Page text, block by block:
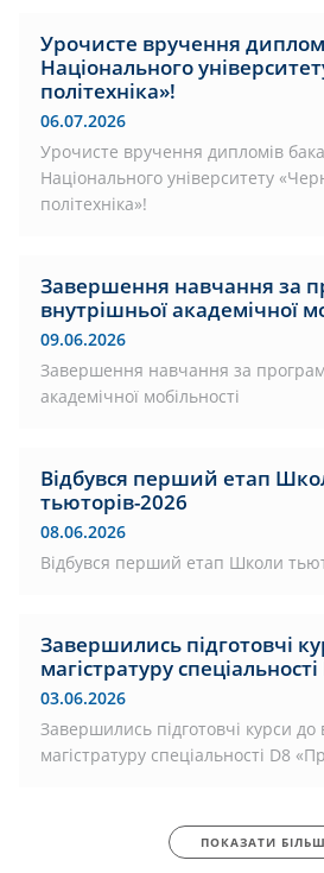
Урочисте вручення
Національного
політехніка»!
06.07.2026
Урочисте вручення дипломів
Національного університету
політехніка»!
Завершення навчання за
внутрішньої академічної
09.06.2026
Завершення навчання за
академічної мобільності
Відбувся перший етап
тьюторів-2026
08.06.2026
Відбувся перший етап Школи
Завершились підготовчі
магістратуру
03.06.2026
Завершились підготовчі курси до
магістратуру спеціальності D8
ПОКАЗАТИ